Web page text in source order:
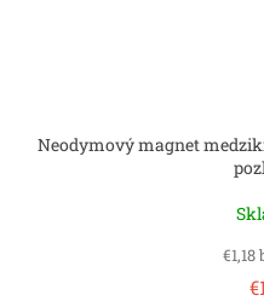
Neodymový magnet
€1,18